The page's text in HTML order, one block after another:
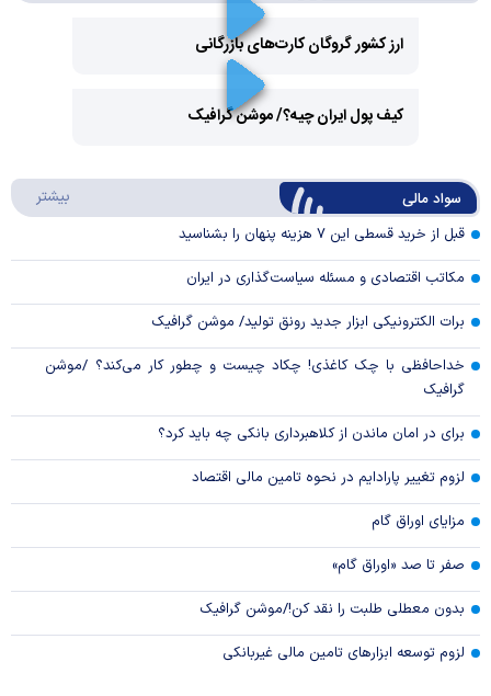
ارز کشور گروگان کارت‌های بازرگانی
Video
کیف پول ایران چیه؟/ موشن گرافیک
سواد مالی بیشتر
قبل از خرید قسطی این ۷ هزینه پنهان را بشناسید
مکاتب اقتصادی و مسئله سیاست‌گذاری در ایران
برات الکترونیکی ابزار جدید رونق تولید/ موشن گرافیک
خداحافظی با چک کاغذی! چکاد چیست و چطور کار می‌کند؟ /موشن
گرافیک
برای در امان ماندن از کلاهبرداری بانکی چه باید کرد؟
لزوم تغییر پارادایم در نحوه تامین مالی اقتصاد
مزایای اوراق گام
صفر تا صد «اوراق گام»
بدون معطلی طلبت را نقد کن!/موشن گرافیک
لزوم توسعه ابزارهای تامین مالی غیربانکی